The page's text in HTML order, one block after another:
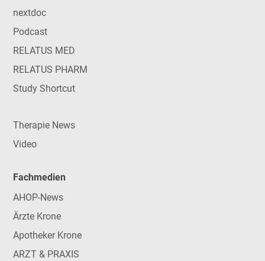
nextdoc
Podcast
RELATUS MED
RELATUS PHARM
Study Shortcut
Therapie News
Video
Fachmedien
AHOP-News
Ärzte Krone
Apotheker Krone
ARZT & PRAXIS